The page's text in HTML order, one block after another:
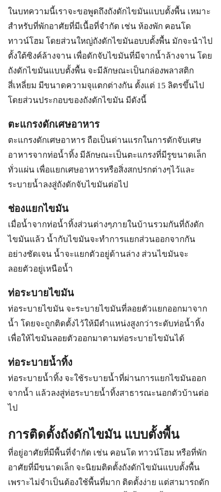
ในบทความนี้เราจะขอพูดถึงถังดักไขมันแบบตั้งพื้น เหมาะ
สำหรับที่พักอาศัยที่มีเนื้อที่จำกัด เช่น ห้องพัก คอนโด
ทาวน์โฮม โดยส่วนใหญ่ถังดักไขมันอบบตั้งพื้น มักจะนำไป
ตั้งใต้ซิงค์ล้างจาน เพื่อดักจับไขมันที่มีจากน้ำล้างจาน โดย
ถังดักไขมันแบบตั้งพื้น จะมีลักษณะเป็นกล่องพลาสติก
สี่เหลี่ยม มีขนาดความจุแตกต่างกัน ตั้งแต่ 15 ลิตรขึ้นไป
โดยส่วนประกอบของถังดักไขมัน มีดังนี้
ตะแกรงดักเศษอาหาร
ตะแกรงดักเศษอาหาร ถือเป็นด่านแรกในการดักจับเศษ
อาหารจากท่อน้ำทิ้ง มีลักษณะเป็นตะแกรงที่มีรูขนาดเล็ก
ทั่วแผ่น เพื่อแยกเศษอาหารหรือสิ่งสกปรกต่างๆไว้และ
ระบายน้ำลงสู่ถังดักจับไขมันต่อไป
ช่องแยกไขมัน
เมื่อน้ำจากท่อน้ำทิ้งส่วนต่างๆภายในบ้านรวมกันที่ถังดัก
ไขมันแล้ว น้ำกับไขมันจะทำการแยกส่วนออกจากกัน
อย่างชัดเจน น้ำจะแยกตัวอยู่ด้านล่าง ส่วนไขมันจะ
ลอยตัวอยู่เหนือน้ำ
ท่อระบายไขมัน
ท่อระบายไขมัน จะระบายไขมันที่ลอยตัวแยกออกมาจาก
น้ำ โดยจะถูกติดตั้งไว้ให้มีตำแหน่งสูงกว่าระดับท่อน้ำทิ้ง
เพื่อให้ไขมันลอยตัวออกมาตามท่อระบายไขมันได้
ท่อระบายน้ำทิ้ง
ท่อระบายน้ำทิ้ง จะใช้ระบายน้ำที่ผ่านการแยกไขมันออก
จากน้ำ แล้วลงสู่ท่อระบายน้ำทิ้งสาธารณะนอกตัวบ้านต่อ
ไป
การติดตั้งถังดักไขมัน แบบตั้งพื้น
ที่อยู่อาศัยที่มีพื้นที่จำกัด เช่น คอนโด ทาวน์โฮม หรือที่พัก
อาศัยที่มีขนาดเล็ก จะนิยมติดตั้งถังดักไขมันแบบตั้งพื้น
เพราะไม่จำเป็นต้องใช้พื้นที่มาก ติดตั้งง่าย แต่สามารถดัก